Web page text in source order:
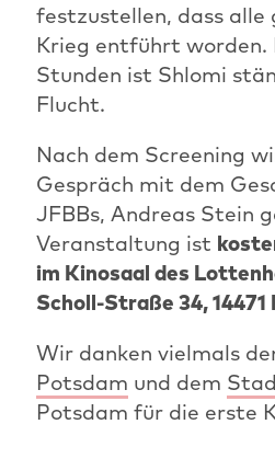
festzustellen, dass alle
Krieg entführt worden.
Stunden ist Shlomi
Flucht.
Nach dem Screening
Gespräch mit dem
JFBBs, Andreas Stein
Veranstaltung ist
im Kinosaal des
Scholl-Straße 34,
Wir danken vielmals
Potsdam und dem
Potsdam für die erste